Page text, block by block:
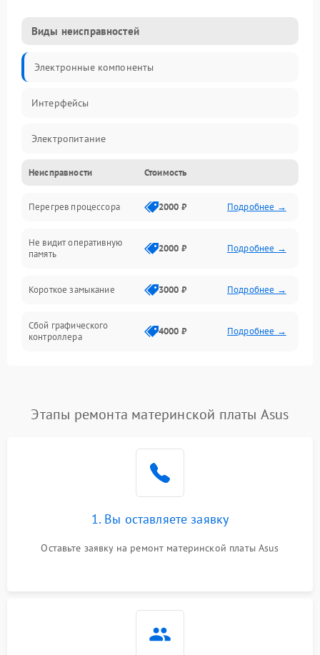
Виды неисправностей
Электронные компоненты
Интерфейсы
Электропитание
Корпус/Герметичность
Механика
ПО/Микропрограмма
Неисправности Стоимость
Перегрев процессора 2000 ₽ Подробнее →
Не видит оперативную
память
2000 ₽ Подробнее →
Короткое замыкание 3000 ₽ Подробнее →
Сбой графического
контроллера
4000 ₽ Подробнее →
Этапы ремонта материнской платы Asus
1. Вы оставляете заявку
Оставьте заявку на ремонт материнской платы Asus